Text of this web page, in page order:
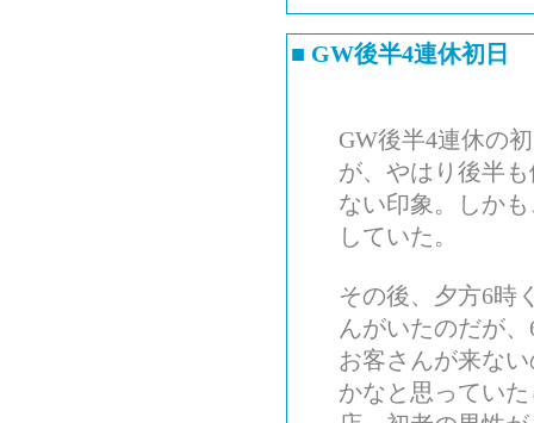
■ GW後半4連休初日
GW後半4連休の
が、やはり後半
ない印象。しか
していた。
その後、夕方6時
んがいたのだが
お客さんが来な
かなと思ってい